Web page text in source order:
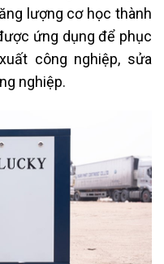
lượng cơ học thành
ứng dụng để phục
công nghiệp, sửa
nghiệp.